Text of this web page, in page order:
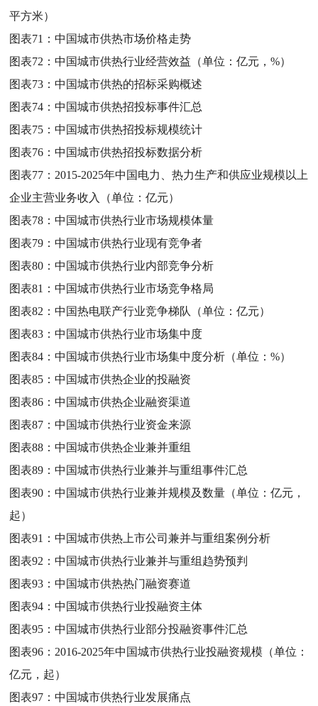
平方米）
图表71：中国城市供热市场价格走势
图表72：中国城市供热行业经营效益（单位：亿元，%）
图表73：中国城市供热的招标采购概述
图表74：中国城市供热招投标事件汇总
图表75：中国城市供热招投标规模统计
图表76：中国城市供热招投标数据分析
图表77： 2015-2025年中国电力、热力生产和供应业规模以上
企业主营业务收入（单位：亿元）
图表78：中国城市供热行业市场规模体量
图表79：中国城市供热行业现有竞争者
图表80：中国城市供热行业内部竞争分析
图表81：中国城市供热行业市场竞争格局
图表82：中国热电联产行业竞争梯队（单位：亿元）
图表83：中国城市供热行业市场集中度
图表84：中国城市供热行业市场集中度分析（单位：%）
图表85：中国城市供热企业的投融资
图表86：中国城市供热企业融资渠道
图表87：中国城市供热行业资金来源
图表88：中国城市供热企业兼并重组
图表89：中国城市供热行业兼并与重组事件汇总
图表90：中国城市供热行业兼并规模及数量（单位：亿元，
起）
图表91：中国城市供热上市公司兼并与重组案例分析
图表92：中国城市供热行业兼并与重组趋势预判
图表93：中国城市供热热门融资赛道
图表94：中国城市供热行业投融资主体
图表95：中国城市供热行业部分投融资事件汇总
图表96： 2016-2025年中国城市供热行业投融资规模（单位：
亿元，起）
图表97：中国城市供热行业发展痛点